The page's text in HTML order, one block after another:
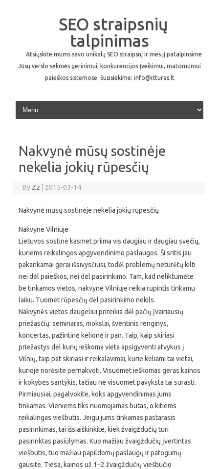
SEO straipsnių
talpinimas
Atsiųskite mums savo unikalų SEO straipsnį ir mes jį patalpinsime
Jūsų verslo sėkmės gerinimui, konkurencijos įveikimui, matomumui
paieškos sistemose. Susisiekime: info@itturas.lt
Skip to content
Nakvynė mūsų sostinėje
nekelia jokių rūpesčių
By Zz 2015-03-14
Nakvynė mūsų sostinėje nekelia jokių rūpesčių
Nakvyne Vilniuje
Lietuvos sostinė kasmet priima vis daugiau ir daugiau svečių,
kuriems reikalingos apgyvendinimo paslaugos. Ši sritis jau
pakankamai gerai išsivysčiusi, todėl problemų neturėtų kilti
nei dėl paieškos, nei dėl pasirinkimo. Tam, kad neliktumėte
be tinkamos vietos, nakvyne Vilniuje reikia rūpintis tinkamu
laiku. Tuomet rūpesčių dėl pasirinkimo nekils.
Nakvynės vietos daugeliui prireikia dėl pačių įvairiausių
priežasčių: seminaras, mokslai, šventinis renginys,
koncertas, pažintinė kelionė ir pan. Taip, kaip skiriasi
priežastys dėl kurių ieškoma vieta apsigyventi atvykus į
Vilnių, taip pat skiriasi ir reikalavimai, kurie keliami tai vietai,
kurioje norėsite pernakvoti. Visuomet ieškomas geras kainos
ir kokybės santykis, tačiau ne visuomet pavyksta tai surasti.
Pirmiausiai, pagalvokite, koks apgyvendinimas jums
tinkamas. Vieniems tiks nuomojamas butas, o kitiems
reikalingas viešbutis. Jeigu jums tinkamas pastarasis
pasirinkimas, tai išsiaiškinkite, kiek žvaigždučių turi
pasirinktas pasiūlymas. Kuo mažiau žvaigždučių įvertintas
viešbutis, tuo mažiau papildomų paslaugų ir patogumų
gausite. Tiesa, kainos už 1–2 žvaigždučių viešbučio